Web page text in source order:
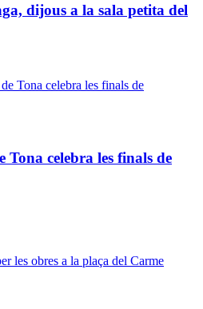
dijous a la sala petita del
celebra les finals de